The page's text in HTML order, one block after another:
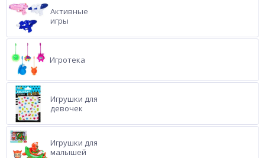
Активные
игры
Игротека
Игрушки для
девочек
Игрушки для
малышей